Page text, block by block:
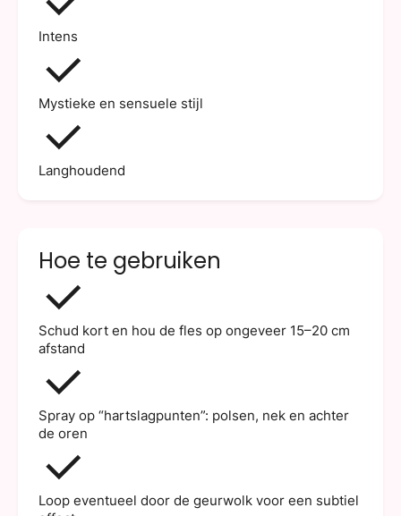
Intens
Mystieke en sensuele stijl
Langhoudend
Hoe te gebruiken
Schud kort en hou de fles op ongeveer 15–20 cm
afstand
Spray op “hartslagpunten”: polsen, nek en achter
de oren
Loop eventueel door de geurwolk voor een subtiel